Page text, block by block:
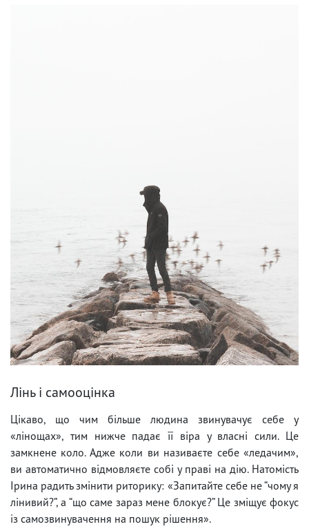
Лінь і самооцінка
Цікаво, що чим більше людина звинувачує себе у
«лінощах», тим нижче падає її віра у власні сили. Це
замкнене коло. Адже коли ви називаєте себе «ледачим»,
ви автоматично відмовляєте собі у праві на дію. Натомість
Ірина радить змінити риторику: «Запитайте себе не “чому я
лінивий?”, а “що саме зараз мене блокує?” Це зміщує фокус
із самозвинувачення на пошук рішення».